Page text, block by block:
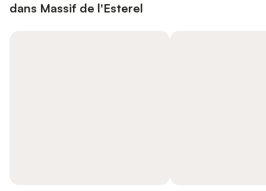
dans Massif de l'Esterel